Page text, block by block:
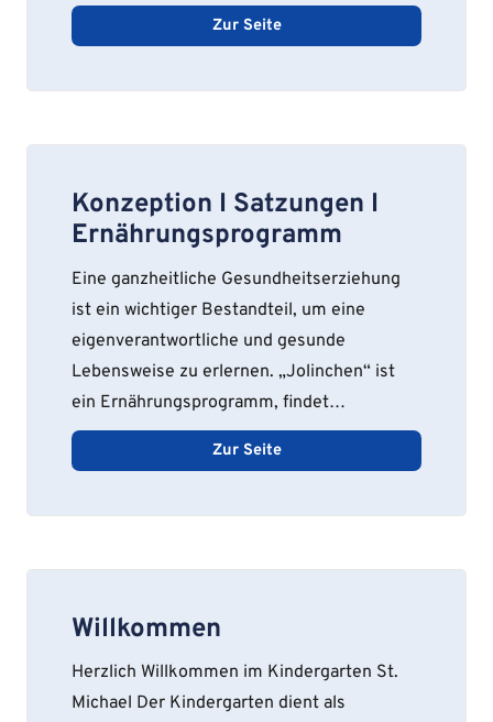
Zur Seite
Konzeption I Satzungen I
Ernährungsprogramm
Eine ganzheitliche Gesundheitserziehung
ist ein wichtiger Bestandteil, um eine
eigenverantwortliche und gesunde
Lebensweise zu erlernen. „Jolinchen“ ist
ein Ernährungsprogramm, findet…
Zur Seite
Willkommen
Herzlich Willkommen im Kindergarten St.
Michael Der Kindergarten dient als